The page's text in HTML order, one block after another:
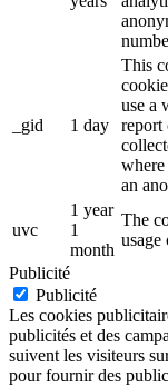
_gid 1 day
This
use a
report
where
an
uvc
1 year
1
month
The
usage
Publicité
Publicité
Les cookies
publicités et des
suivent les visiteurs
pour fournir des